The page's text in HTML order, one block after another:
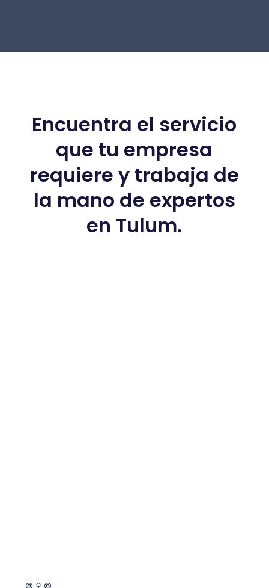
Encuentra el servicio
que tu empresa
requiere y trabaja de
la mano de expertos
en Tulum.